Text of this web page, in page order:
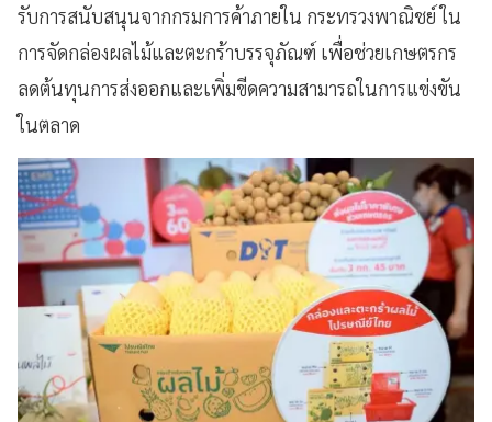
รับการสนับสนุนจากกรมการค้าภายใน กระทรวงพาณิชย์ ใน
การจัดกล่องผลไม้และตะกร้าบรรจุภัณฑ์ เพื่อช่วยเกษตรกร
ลดต้นทุนการส่งออกและเพิ่มขีดความสามารถในการแข่งขัน
ในตลาด